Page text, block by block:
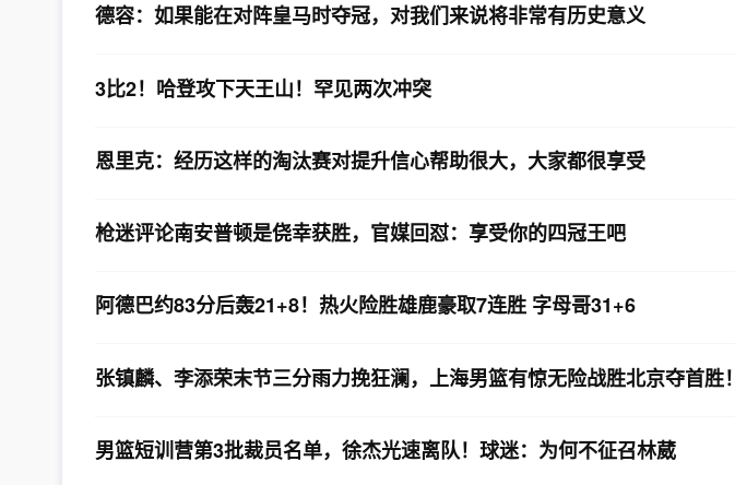
德容：如果能在对阵皇马时夺冠，对我们来说将非常有历史意义
3比2！哈登攻下天王山！罕见两次冲突
恩里克：经历这样的淘汰赛对提升信心帮助很大，大家都很享受
枪迷评论南安普顿是侥幸获胜，官媒回怼：享受你的四冠王吧
阿德巴约83分后轰21+8！热火险胜雄鹿豪取7连胜 字母哥31+6
张镇麟、李添荣末节三分雨力挽狂澜，上海男篮有惊无险战胜北京夺首胜！
男篮短训营第3批裁员名单，徐杰光速离队！球迷：为何不征召林葳